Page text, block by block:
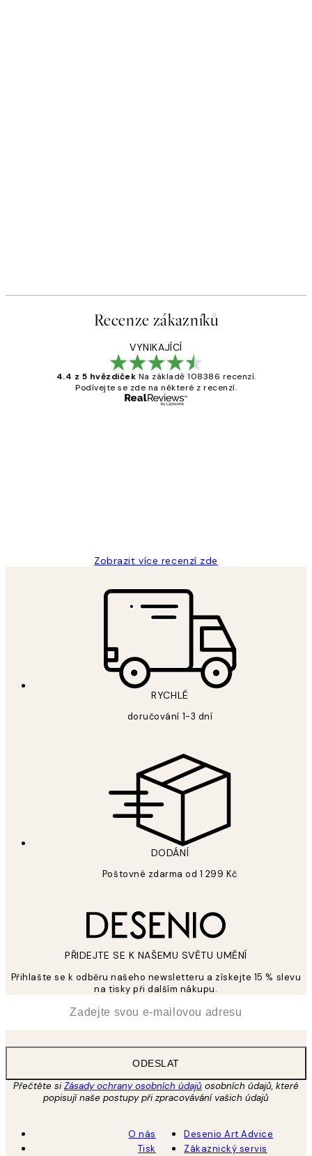
Recenze zákazníků
VYNIKAJÍCÍ
4.4 z 5 hvězdiček Na základě 108386 recenzí.
Podívejte se zde na některé z recenzí.
Zobrazit více recenzí zde
RYCHLÉ
doručování 1-3 dní
DODÁNÍ
Poštovné zdarma od 1 299 Kč
PŘIDEJTE SE K NAŠEMU SVĚTU UMĚNÍ
Přihlašte se k odběru našeho newsletteru a získejte 15 % slevu
na tisky při dalším nákupu.
ODESLAT
Přečtěte siZásady ochrany osobních údajů osobních údajů, které
popisují naše postupy při zpracovávání vašich údajů
O nás
Tisk
Desenio Art Advice
Zákaznický servis